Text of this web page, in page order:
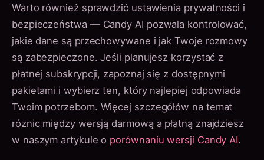
Warto również sprawdzić ustawienia prywatności i
bezpieczeństwa — Candy AI pozwala kontrolować,
jakie dane są przechowywane i jak Twoje rozmowy
są zabezpieczone. Jeśli planujesz korzystać z
płatnej subskrypcji, zapoznaj się z dostępnymi
pakietami i wybierz ten, który najlepiej odpowiada
Twoim potrzebom. Więcej szczegółów na temat
różnic między wersją darmową a płatną znajdziesz
w naszym artykule o porównaniu wersji Candy AI.